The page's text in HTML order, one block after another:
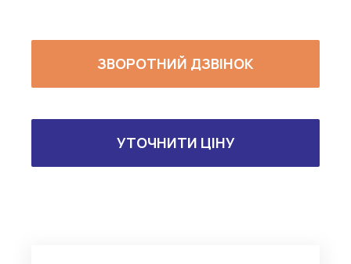
ЗВОРОТНИЙ ДЗВІНОК
УТОЧНИТИ ЦІНУ